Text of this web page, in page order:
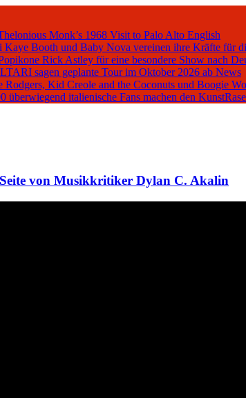
Monk’s 1968 Visit to Palo Alto English
Booth und Baby Nova vereinen ihre Kräfte für
Rick Astley für eine besondere Show nach
sagen geplante Tour im Oktober 2026 ab News
Kid Creole and the Coconuts und Boogie
überwiegend italienische Fans machen den
von Musikkritiker Dylan C. Akalin